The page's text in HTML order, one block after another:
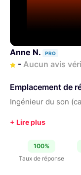
Anne N. PRO
- Aucun avis
Emplacement de
Ingénieur du son
100%
Taux de réponse